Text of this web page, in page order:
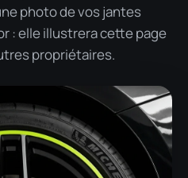
photo de vos jantes
: elle illustrera cette page
propriétaires.